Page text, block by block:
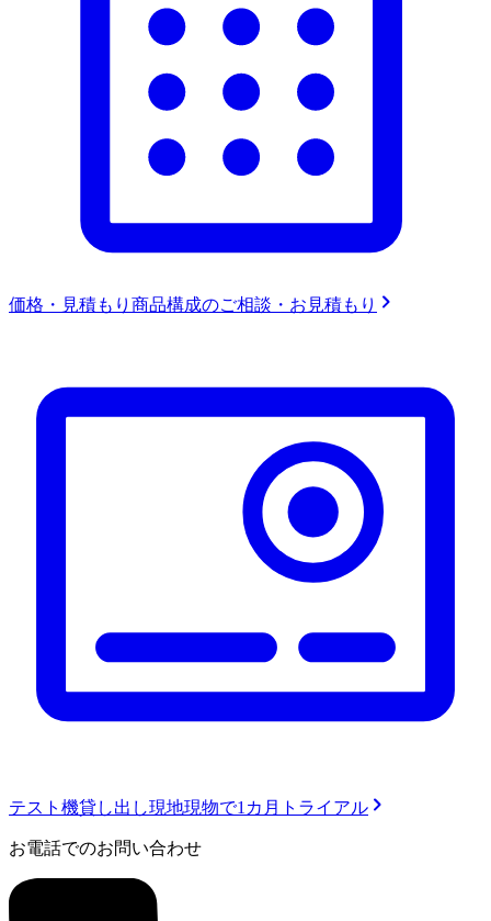
価格・見積もり 商品構成のご相談・お見積もり
テスト機貸し出し現地現物で1カ月トライアル
お電話でのお問い合わせ